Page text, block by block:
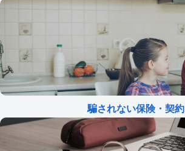
騙されない保険・契約